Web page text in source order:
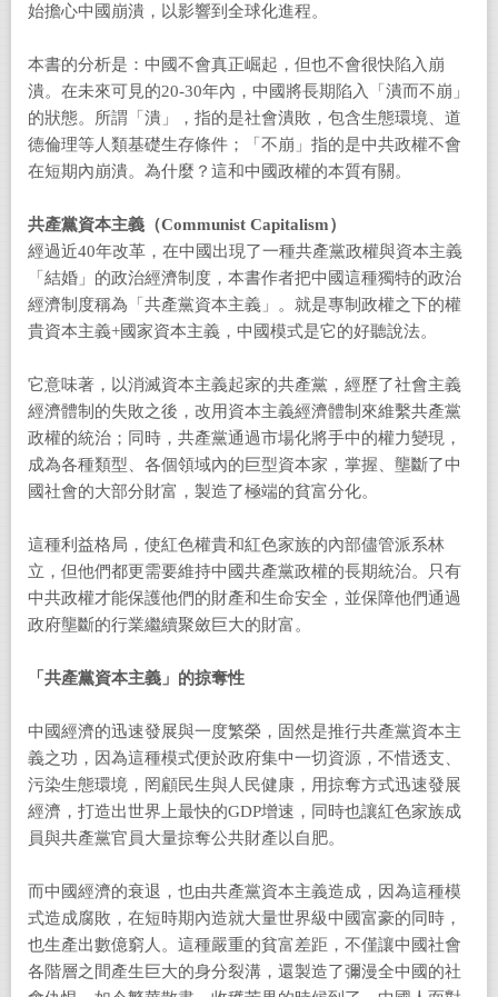
始擔心中國崩潰，以影響到全球化進程。
本書的分析是：中國不會真正崛起，但也不會很快陷入崩
潰。在未來可見的20-30年內，中國將長期陷入「潰而不崩」
的狀態。所謂「潰」，指的是社會潰敗，包含生態環境、道
德倫理等人類基礎生存條件；「不崩」指的是中共政權不會
在短期內崩潰。為什麼？這和中國政權的本質有關。
共產黨資本主義（Communist Capitalism）
經過近40年改革，在中國出現了一種共產黨政權與資本主義
「結婚」的政治經濟制度，本書作者把中國這種獨特的政治
經濟制度稱為「共產黨資本主義」。就是專制政權之下的權
貴資本主義+國家資本主義，中國模式是它的好聽說法。
它意味著，以消滅資本主義起家的共產黨，經歷了社會主義
經濟體制的失敗之後，改用資本主義經濟體制來維繫共產黨
政權的統治；同時，共產黨通過市場化將手中的權力變現，
成為各種類型、各個領域內的巨型資本家，掌握、壟斷了中
國社會的大部分財富，製造了極端的貧富分化。
這種利益格局，使紅色權貴和紅色家族的內部儘管派系林
立，但他們都更需要維持中國共產黨政權的長期統治。只有
中共政權才能保護他們的財產和生命安全，並保障他們通過
政府壟斷的行業繼續聚斂巨大的財富。
「共產黨資本主義」的掠奪性
中國經濟的迅速發展與一度繁榮，固然是推行共產黨資本主
義之功，因為這種模式便於政府集中一切資源，不惜透支、
污染生態環境，罔顧民生與人民健康，用掠奪方式迅速發展
經濟，打造出世界上最快的GDP增速，同時也讓紅色家族成
員與共產黨官員大量掠奪公共財產以自肥。
而中國經濟的衰退，也由共產黨資本主義造成，因為這種模
式造成腐敗，在短時期內造就大量世界級中國富豪的同時，
也生產出數億窮人。這種嚴重的貧富差距，不僅讓中國社會
各階層之間產生巨大的身分裂溝，還製造了彌漫全中國的社